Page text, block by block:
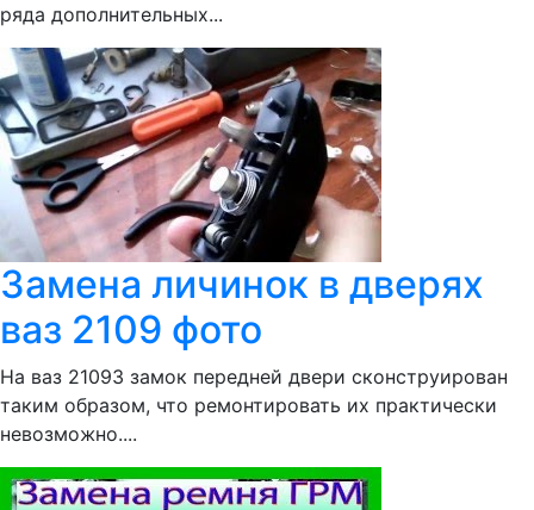
ряда дополнительных...
Замена личинок в дверях
ваз 2109 фото
На ваз 21093 замок передней двери сконструирован
таким образом, что ремонтировать их практически
невозможно....